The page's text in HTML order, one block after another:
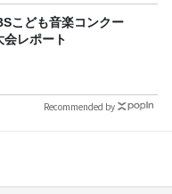
こども音楽コンクー
会レポート
Recommended by